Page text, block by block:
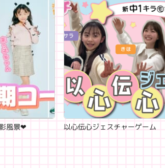
風景‪‪❤︎‬ 以心伝心ジェスチャーゲーム